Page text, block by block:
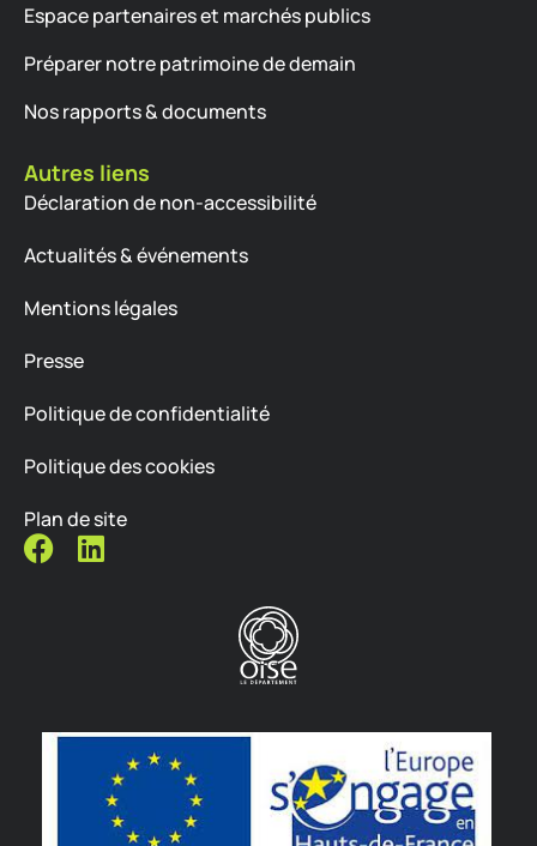
Espace partenaires et marchés publics
Préparer notre patrimoine de demain
Nos rapports & documents
Autres liens
Déclaration de non-accessibilité
Actualités & événements
Mentions légales
Presse
Politique de confidentialité
Politique des cookies
Plan de site